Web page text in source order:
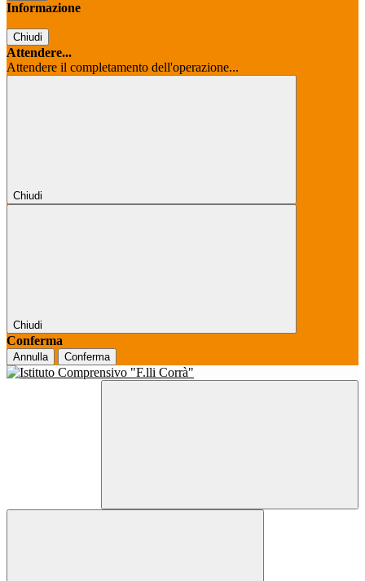
Informazione
Chiudi
Attendere...
Attendere il completamento dell'operazione...
Chiudi
Chiudi
Conferma
Annulla Conferma